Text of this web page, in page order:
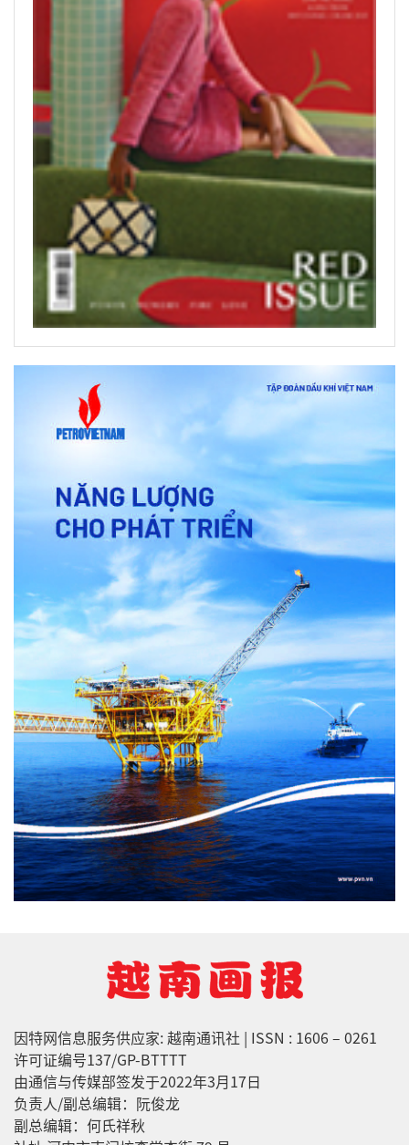
因特网信息服务供应家: 越南通讯社 | ISSN : 1606 – 0261
许可证编号137/GP-BTTTT
由通信与传媒部签发于2022年3月17日
负责人/副总编辑：阮俊龙
副总编辑：何氏祥秋